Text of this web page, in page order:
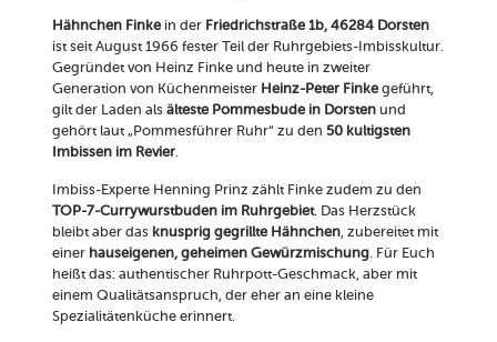
Hähnchen Finkein der Friedrichstraße 1b, 46284 Dorsten
ist seit August 1966 fester Teil der Ruhrgebiets-Imbisskultur.
Gegründet von Heinz Finke und heute in zweiter
Generation von Küchenmeister Heinz-Peter Finkegeführt,
gilt der Laden als älteste Pommesbude in Dorstenund
gehört laut „Pommesführer Ruhr“ zu den 50 kultigsten
Imbissen im Revier.
Imbiss-Experte Henning Prinz zählt Finke zudem zu den
TOP-7-Currywurstbuden im Ruhrgebiet. Das Herzstück
bleibt aber das knusprig gegrillte Hähnchen, zubereitet mit
einer hauseigenen, geheimen Gewürzmischung. Für Euch
heißt das: authentischer Ruhrpott-Geschmack, aber mit
einem Qualitätsanspruch, der eher an eine kleine
Spezialitätenküche erinnert.